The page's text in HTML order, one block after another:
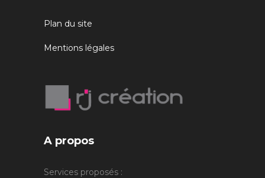
Plan du site
Mentions légales
A propos
Services proposés :